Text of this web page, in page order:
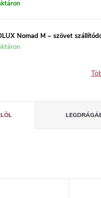
Nomad M – szövet